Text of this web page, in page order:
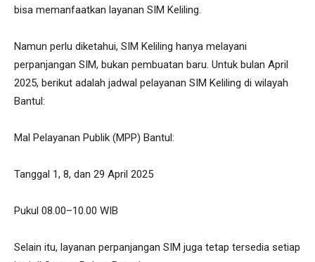
bisa memanfaatkan layanan SIM Keliling.
Namun perlu diketahui, SIM Keliling hanya melayani
perpanjangan SIM, bukan pembuatan baru. Untuk bulan April
2025, berikut adalah jadwal pelayanan SIM Keliling di wilayah
Bantul:
Mal Pelayanan Publik (MPP) Bantul:
Tanggal 1, 8, dan 29 April 2025
Pukul 08.00–10.00 WIB
Selain itu, layanan perpanjangan SIM juga tetap tersedia setiap